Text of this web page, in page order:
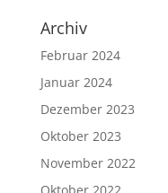
Archiv
Februar 2024
Januar 2024
Dezember 2023
Oktober 2023
November 2022